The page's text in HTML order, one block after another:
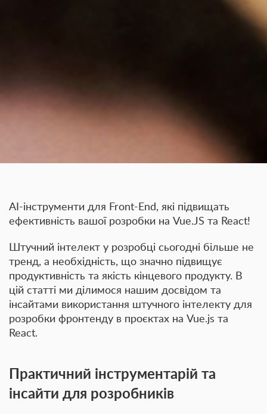
AI-інструменти для Front-End, які підвищать
ефективність вашої розробки на Vue.JS та React!
Штучний інтелект у розробці сьогодні більше не
тренд, а необхідність, що значно підвищує
продуктивність та якість кінцевого продукту. В
цій статті ми ділимося нашим досвідом та
інсайтами використання штучного інтелекту для
розробки фронтенду в проєктах на Vue.js та
React.
Практичний інструментарій та
інсайти для розробників